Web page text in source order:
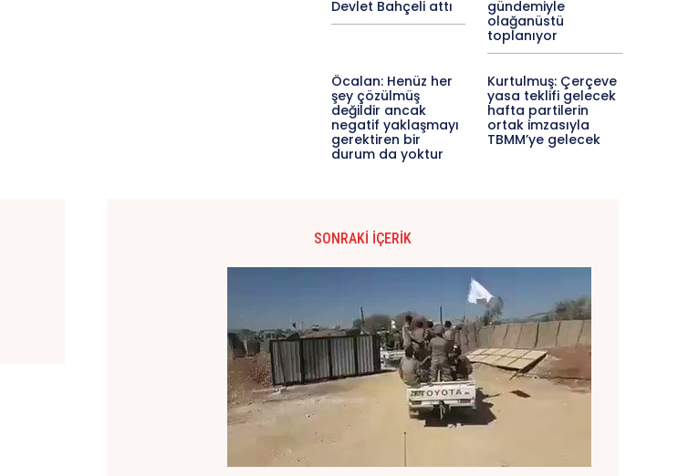
Devlet Bahçeli attı
gündemiyle
olağanüstü
toplanıyor
Öcalan: Henüz her
şey çözülmüş
değildir ancak
negatif yaklaşmayı
gerektiren bir
durum da yoktur
Kurtulmuş: Çerçeve
yasa teklifi gelecek
hafta partilerin
ortak imzasıyla
TBMM’ye gelecek
SONRAKI İÇERIK